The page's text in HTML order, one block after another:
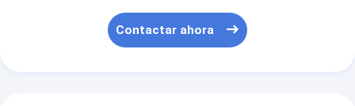
Contactar ahora